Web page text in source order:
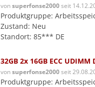
vonsuperfonse2000seit
Produktgruppe:
Zustand: Neu
Standort: 85*** DE
32GB 2x 16GB ECC UDIMM
vonsuperfonse2000seit
Produktgruppe: